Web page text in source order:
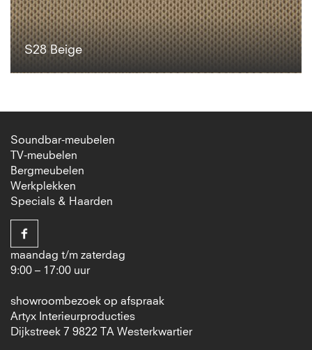
S28 Beige
Soundbar-meubelen
TV-meubelen
Bergmeubelen
Werkplekken
Specials & Haarden
maandag t/m zaterdag
9:00 – 17:00 uur
showroombezoek op afspraak
Artyx Interieurproducties
Dijkstreek 7 9822 TA Westerkwartier